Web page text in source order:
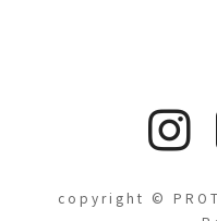
copyright ©